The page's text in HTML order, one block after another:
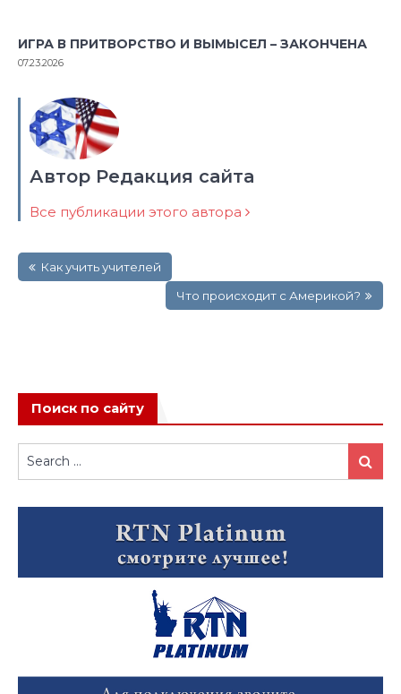
ИГРА В ПРИТВОРСТВО И ВЫМЫСЕЛ – ЗАКОНЧЕНА
07.23.2026
Автор Редакция сайта
Все публикации этого автора
по Как учить учителей
Что происходит с Америкой?
Поиск по сайту
Search
for:
Search